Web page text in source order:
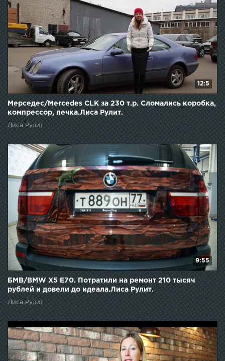
12:5
Мерседес/Mercedes CLK за 230 т.р. Сломались коробка,
компрессор, печка.Лиса Рулит.
Лиса Рулит
9:55
БМВ/BMW X5 E70. Потратили на ремонт 210 тысяч
рублей и довели до идеала.Лиса Рулит.
Лиса Рулит